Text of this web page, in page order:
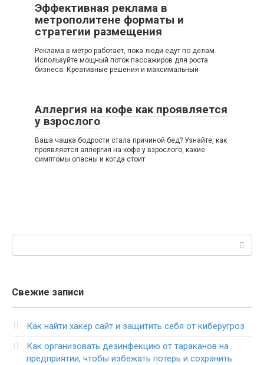
Эффективная реклама в
метрополитене форматы и
стратегии размещения
Реклама в метро работает, пока люди едут по делам.
Используйте мощный поток пассажиров для роста
бизнеса. Креативные решения и максимальный
Аллергия на кофе как проявляется
у взрослого
Ваша чашка бодрости стала причиной бед? Узнайте, как
проявляется аллергия на кофе у взрослого, какие
симптомы опасны и когда стоит
Свежие записи
Как найти хакер сайт и защитить себя от киберугроз
Как организовать дезинфекцию от тараканов на
предприятии, чтобы избежать потерь и сохранить